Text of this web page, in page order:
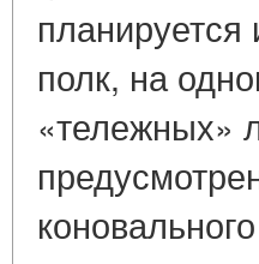
полк, на
«тележных»